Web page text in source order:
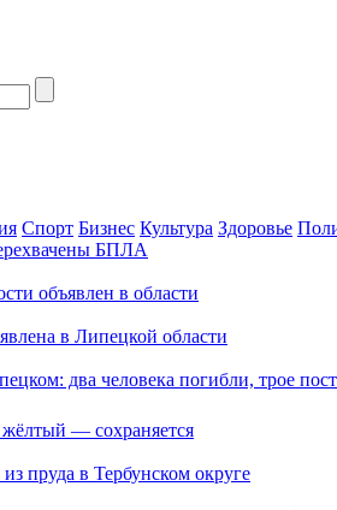
Спорт Бизнес Культура Здоровье
БПЛА
объявлен в области
в Липецкой области
два человека погибли, трое
— сохраняется
пруда в Тербунском округе